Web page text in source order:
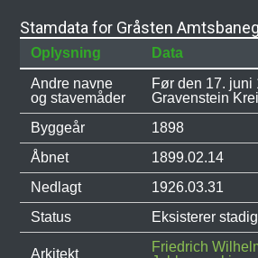
Stamdata for Gråsten
Oplysning
Data
Andre navne
og stavemåder
Før den 17. juni
Gravenstein
Byggeår
1898
Åbnet
1899.02.14
Nedlagt
1926.03.31
Status
Eksisterer stadig
Arkitekt
Friedrich